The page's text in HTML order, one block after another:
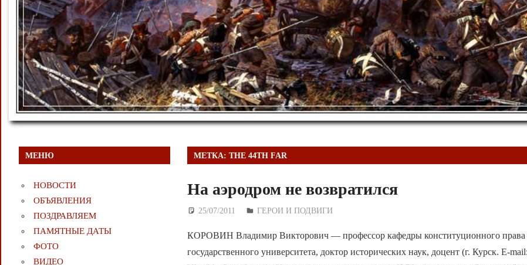
МЕТКА:THE 44TH FAR
На аэродром не возвратился
25/07/2011 Дежурный по Редакции
ГЕРОИ И ПОДВИГИ
КОРОВИН Владимир Викторович — профессор кафедры конституционного
государственного университета, доктор исторических наук, доцент (г. Курск. E-mail:
МЕНЮ
НОВОСТИ
ОБЪЯВЛЕНИЯ
ПОЗДРАВЛЯЕМ
ПАМЯТНЫЕ ДАТЫ
ФОТО
ВИДЕО